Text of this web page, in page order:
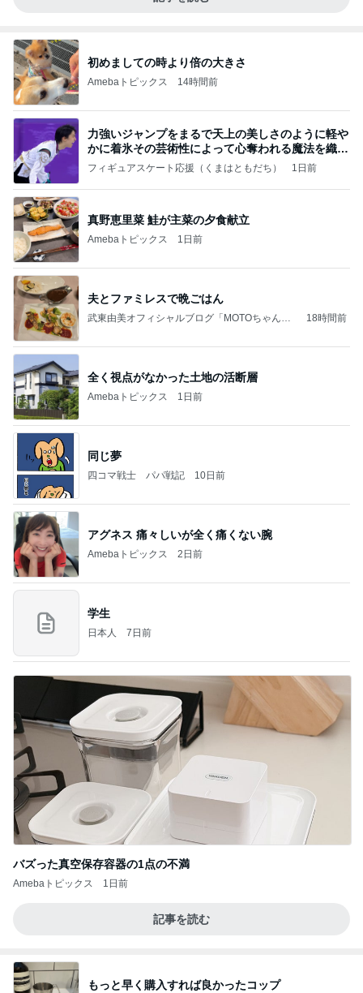
初めましての時より倍の大きさ
Amebaトピックス 14時間前
力強いジャンプをまるで天上の美しさのように軽や
かに着氷その芸術性によって心奪われる魔法を織り
なす
フィギュアスケート応援（くまはともだち） 1日前
真野恵里菜 鮭が主菜の夕食献立
Amebaトピックス 1日前
夫とファミレスで晩ごはん
武東由美オフィシャルブログ「MOTOちゃんと
18時間前
全く視点がなかった土地の活断層
Amebaトピックス 1日前
同じ夢
四コマ戦士 パパ戦記 10日前
アグネス 痛々しいが全く痛くない腕
Amebaトピックス 2日前
学生
日本人 7日前
バズった真空保存容器の1点の不満
Amebaトピックス 1日前
記事を読む
もっと早く購入すれば良かったコップ